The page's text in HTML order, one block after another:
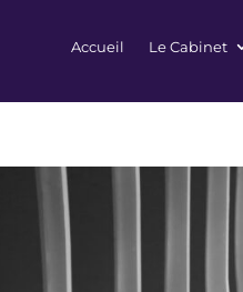
Accueil Le Cabinet